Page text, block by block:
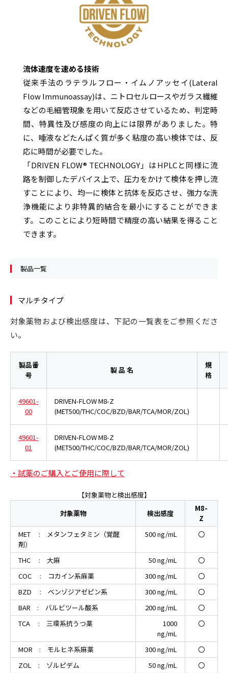
流体速度を速める技術
従来手法のラテラルフロー・イムノアッセイ(Lateral
Flow Immunoassay)は、ニトロセルロースやガラス繊維
などの毛細管現象を用いて反応させているため、判定時
間、特異性及び感度の向上には限界がありました。特
に、唾液などたんぱく質が多く粘度の高い検体では、反
応に時間が必要でした。
「DRIVEN FLOW® TECHNOLOGY」はHPLCと同様に流
路を制御したデバイス上で、圧力をかけて検体を押し流
すことにより、均一に検体と抗体を反応させ、強力な洗
浄機能により非特異的結合を最小にすることができま
す。このことにより短時間で精度の高い結果を得ること
できます。
製品一覧
マルチタイプ
対象薬物および検出感度は、下記の一覧表をご参照くださ
い。
製品番
号
製 品 名
規
格
49601-
00
DRIVEN-FLOW M8-Z
(MET500/THC/COC/BZD/BAR/TCA/MOR/ZOL)
49601-
01
DRIVEN-FLOW M8-Z
(MET500/THC/COC/BZD/BAR/TCA/MOR/ZOL)
・試薬のご購入とご使用に際して
【対象薬物と検出感度】
対象薬物
検出感度
M8-
Z
MET : メタンフェタミン（覚醒
剤）
500 ng/mL 〇
THC : 大麻 50 ng/mL
〇
COC : コカイン系麻薬
300 ng/mL
〇
BZD : ベンゾジアゼピン系
300 ng/mL
〇
BAR : バルビツール酸系
200 ng/mL
〇
TCA : 三環系抗うつ薬
1000
ng/mL
〇
MOR : モルヒネ系麻薬 300 ng/mL
〇
ZOL : ゾルピデム
50 ng/mL 〇